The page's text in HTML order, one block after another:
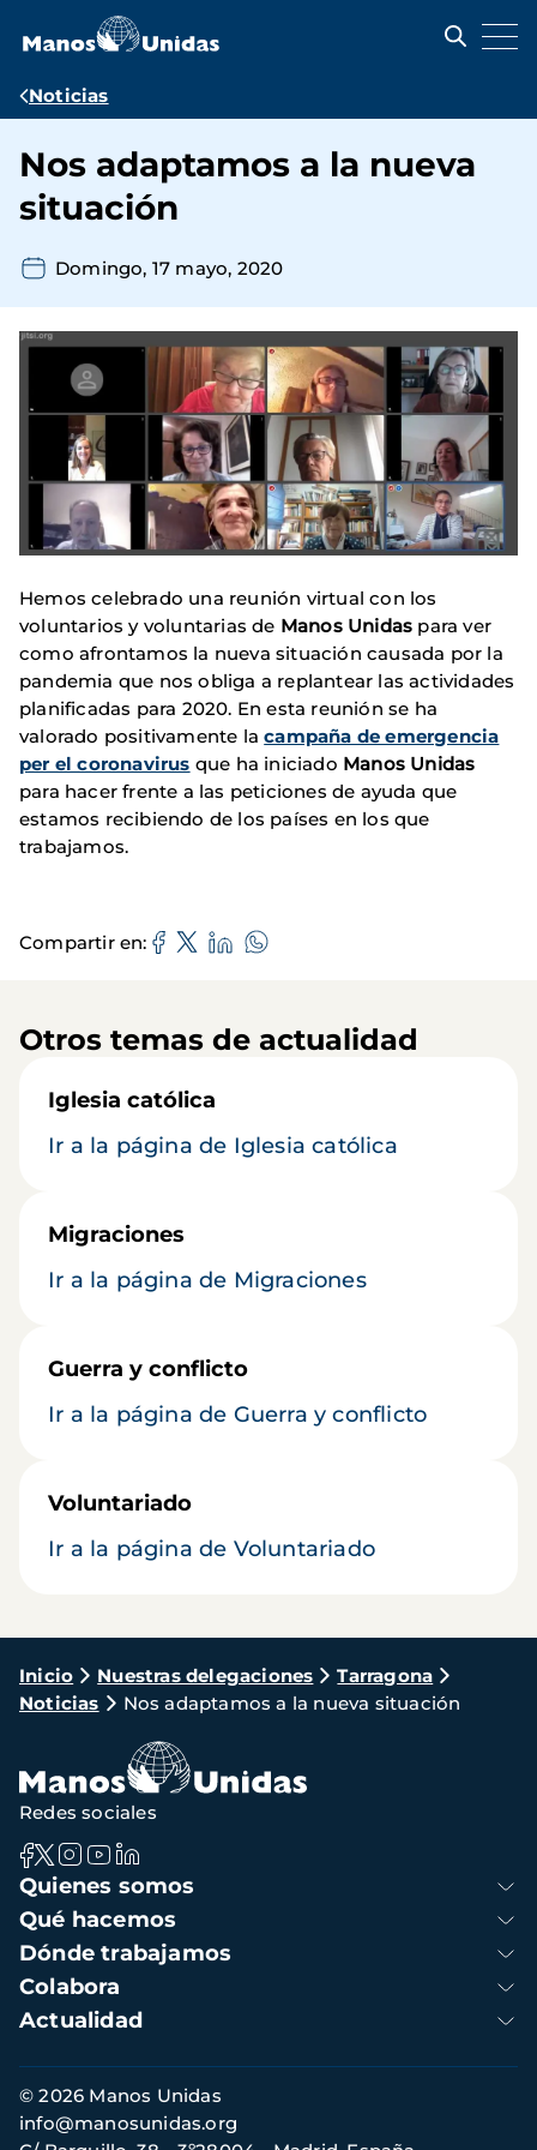
contenido
Ruta
navegación
Noticias
Nos adaptamos a la nueva
situación
Domingo, 17 mayo, 2020
Hemos celebrado una reunión virtual con los
voluntarios y voluntarias de Manos Unidas para ver
como afrontamos la nueva situación causada por la
pandemia que nos obliga a replantear las actividades
planificadas para 2020. En esta reunión se ha
valorado positivamente lacampaña de emergencia
per el coronavirus que ha iniciado Manos Unidas
para hacer frente a las peticiones de ayuda que
estamos recibiendo de los países en los que
trabajamos.
Compartir en
Otros temas de actualidad
Iglesia católica
Ir a la página de Iglesia católica
Migraciones
Ir a la página de Migraciones
Guerra y conflicto
Ir a la página de Guerra y conflicto
Voluntariado
Ir a la página de Voluntariado
Ruta
de
navegación
Inicio Nuestras delegaciones
Tarragona
Noticias
Nos adaptamos a la nueva situación
Navegación
principal
Quienes somos
Qué hacemos
Dónde trabajamos
Colabora
Actualidad
Redes sociales
Información
de
contacto
© 2026 Manos Unidas
info@manosunidas.org